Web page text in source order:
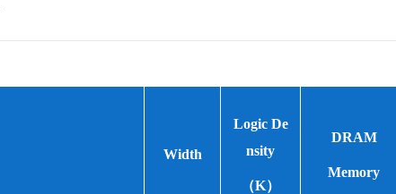
Width
Logic De
nsity
（K）
DRAM
Memory